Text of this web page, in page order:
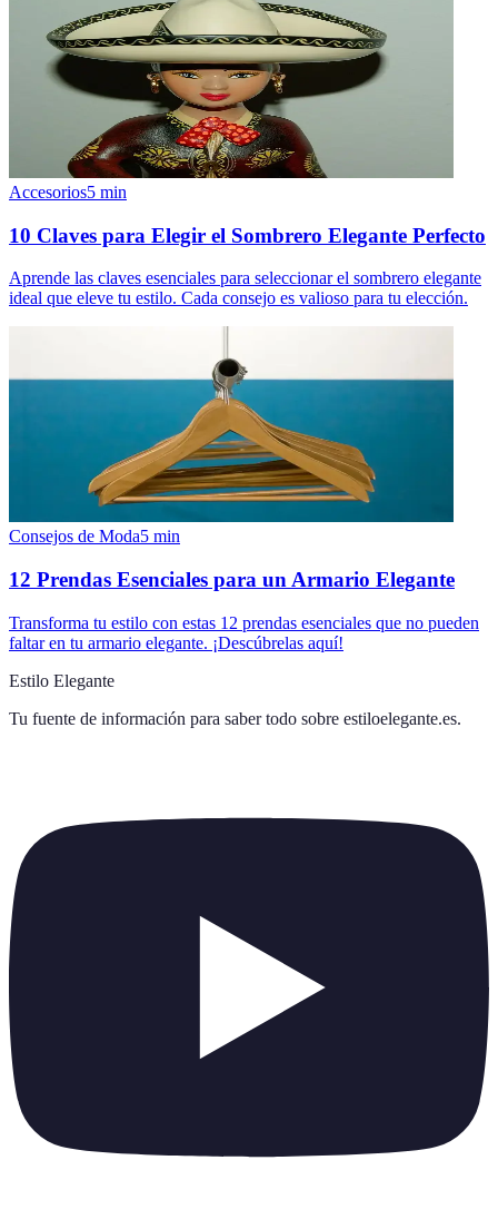
Accesorios5 min
10 Claves para Elegir el Sombrero Elegante Perfecto
Aprende las claves esenciales para seleccionar el sombrero elegante
ideal que eleve tu estilo. Cada consejo es valioso para tu elección.
Consejos de Moda5 min
12 Prendas Esenciales para un Armario Elegante
Transforma tu estilo con estas 12 prendas esenciales que no pueden
faltar en tu armario elegante. ¡Descúbrelas aquí!
Estilo Elegante
Tu fuente de información para saber todo sobre estiloelegante.es.